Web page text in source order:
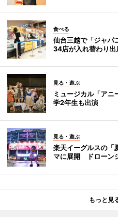
食べる
仙台三越で「ジャ
34店が入れ替わり出
見る・遊ぶ
ミュージカル「ア
学2年生も出演
見る・遊ぶ
楽天イーグルスの「
マに展開 ドローン
もっと見